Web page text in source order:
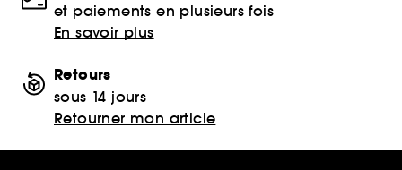
et paiements en plusieurs fois
En savoir plus
Retours
sous 14 jours
Retourner mon article